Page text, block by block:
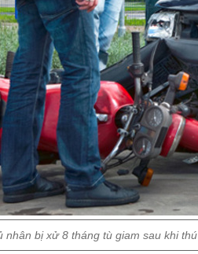
nhân bị xử 8 tháng tù giam sau khi